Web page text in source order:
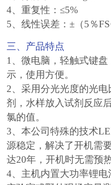
4、重复性：≤5%
5、线性误差：±（5％
三、产品特点
1、微电脑，轻触式键
示，使用方便。
2、采用分光光度的光
剂，水样放入试剂反应
氯的值。
3、本公司特殊的技术
源稳定，解决了开机需
达20年，开机时无需预
4、主机内置大功率锂